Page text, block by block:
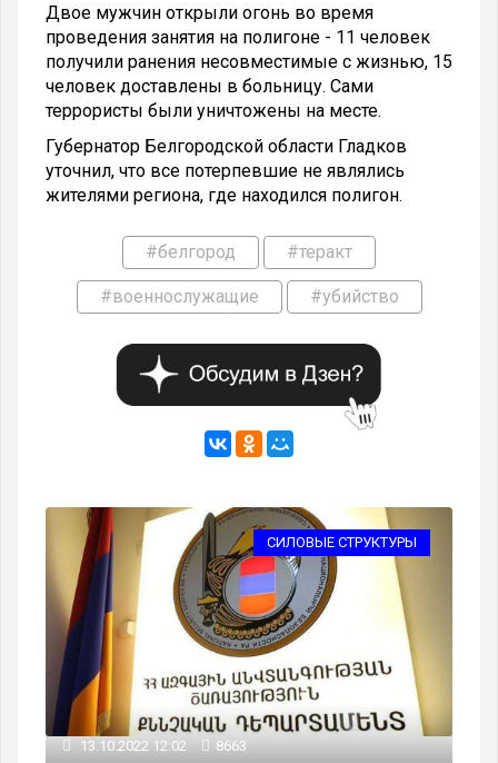
Двое мужчин открыли огонь во время
проведения занятия на полигоне - 11 человек
получили ранения несовместимые с жизнью, 15
человек доставлены в больницу. Сами
террористы были уничтожены на месте.
Губернатор Белгородской области Гладков
уточнил, что все потерпевшие не являлись
жителями региона, где находился полигон.
#белгород #теракт
#военнослужащие #убийство
СИЛОВЫЕ СТРУКТУРЫ
13.10.2022 12:02 8663